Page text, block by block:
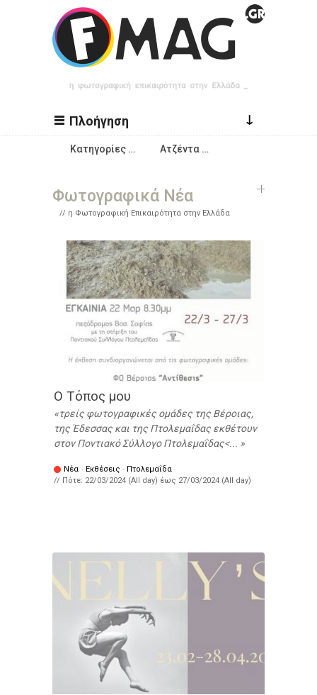
Παράκαμψη προς το κυρίως περιεχόμενο
Πλοήγηση ↓
Κατηγορίες … Ατζέντα …
Φωτογραφικά Νέα
η Φωτογραφική Επικαιρότητα στην Ελλάδα
Ο Τόπος μου
τρείς φωτογραφικές ομάδες της Βέροιας,
της Έδεσσας και της Πτολεμαΐδας εκθέτουν
στον Ποντιακό Σύλλογο Πτολεμαΐδας<...
Νέα · Εκθέσεις · Πτολεμαΐδα
// Πότε: 22/03/2024 (All day) έως 27/03/2024 (All day)
Σελίδες